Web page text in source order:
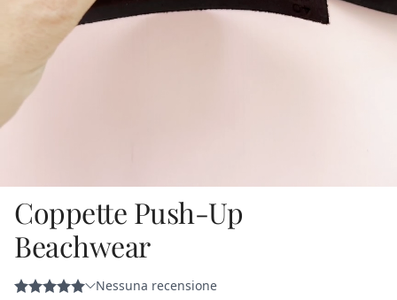
Coppette Push-Up
Beachwear